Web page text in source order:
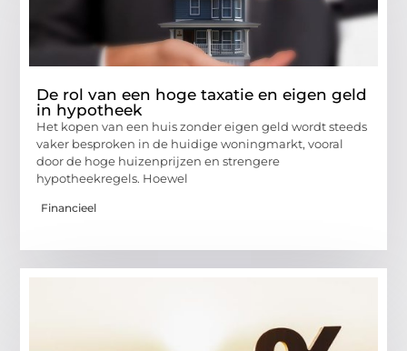
De rol van een hoge taxatie en eigen geld
in hypotheek
Het kopen van een huis zonder eigen geld wordt steeds
vaker besproken in de huidige woningmarkt, vooral
door de hoge huizenprijzen en strengere
hypotheekregels. Hoewel
Financieel